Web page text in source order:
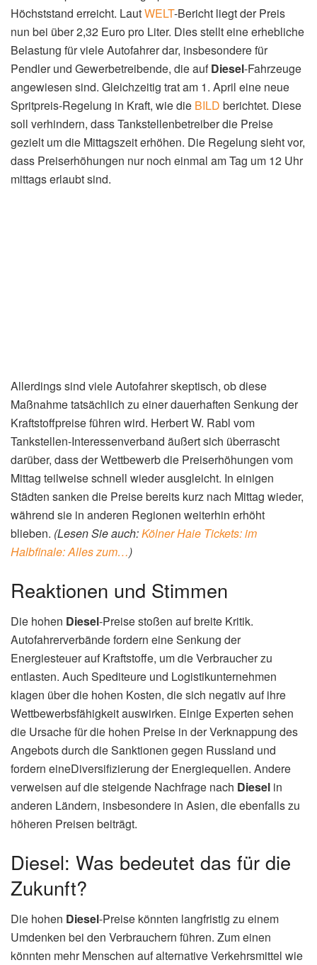
Höchststand erreicht. LautWELT-Bericht liegt der Preis
nun bei über 2,32 Euro pro Liter. Dies stellt eine erhebliche
Belastung für viele Autofahrer dar, insbesondere für
Pendler und Gewerbetreibende, die aufDiesel-Fahrzeuge
angewiesen sind. Gleichzeitig trat am 1. April eine neue
Spritpreis-Regelung in Kraft, wie die BILD berichtet. Diese
soll verhindern, dass Tankstellenbetreiber die Preise
gezielt um die Mittagszeit erhöhen. Die Regelung sieht vor,
dass Preiserhöhungen nur noch einmal am Tag um 12 Uhr
mittags erlaubt sind.
Allerdings sind viele Autofahrer skeptisch, ob diese
Maßnahme tatsächlich zu einer dauerhaften Senkung der
Kraftstoffpreise führen wird. Herbert W. Rabl vom
Tankstellen-Interessenverband äußert sich überrascht
darüber, dass der Wettbewerb die Preiserhöhungen vom
Mittag teilweise schnell wieder ausgleicht. In einigen
Städten sanken die Preise bereits kurz nach Mittag wieder,
während sie in anderen Regionen weiterhin erhöht
blieben. (Lesen Sie auch:Kölner Haie Tickets: im
Halbfinale: Alles zum…)
Reaktionen und Stimmen
Die hohen Diesel-Preise stoßen auf breite Kritik.
Autofahrerverbände fordern eine Senkung der
Energiesteuer auf Kraftstoffe, um die Verbraucher zu
entlasten. Auch Spediteure und Logistikunternehmen
klagen über die hohen Kosten, die sich negativ auf ihre
Wettbewerbsfähigkeit auswirken. Einige Experten sehen
die Ursache für die hohen Preise in der Verknappung des
Angebots durch die Sanktionen gegen Russland und
fordern eineDiversifizierung der Energiequellen. Andere
verweisen auf die steigende Nachfrage nach Diesel in
anderen Ländern, insbesondere in Asien, die ebenfalls zu
höheren Preisen beiträgt.
Diesel: Was bedeutet das für die
Zukunft?
Die hohen Diesel-Preise könnten langfristig zu einem
Umdenken bei den Verbrauchern führen. Zum einen
könnten mehr Menschen auf alternative Verkehrsmittel wie